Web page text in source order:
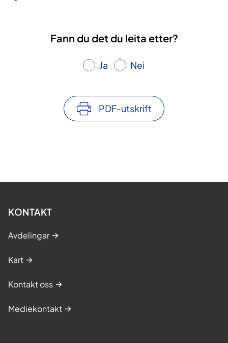
Fann du det du leita etter?
Ja Nei
PDF-utskrift
KONTAKT
Avdelingar
Kart
Kontakt oss
Mediekontakt